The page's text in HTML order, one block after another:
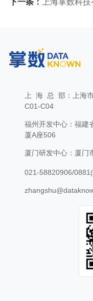
下一条： 上海掌数科
上 海 总 部：上海
C01-C04
福州开发中心：福建
厦A座506
厦门研发中心：厦门
021-58820906/